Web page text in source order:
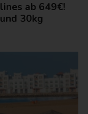
ab 649€!
30kg